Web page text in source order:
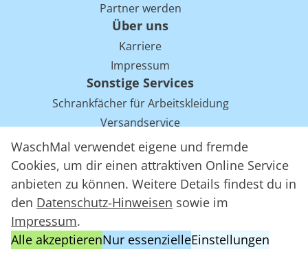
WaschMal verwendet eigene und fremde
Cookies, um dir einen attraktiven Online Service
anbieten zu können. Weitere Details findest du in
den Datenschutz-Hinweisen sowie im
Impressum.
Alle akzeptierenNur essenzielleEinstellungen
Partner werden
Über uns
Karriere
Impressum
Sonstige Services
Schrankfächer für Arbeitskleidung
Versandservice
Einsparpotentiale für Mietwäsche bei Arbeitskleidung
Arbeitskleidung Tracking mit RFID
WaschMal GmbH 2016 – 2026
Datenschutz
Allgemeine Geschäftsbedingungen